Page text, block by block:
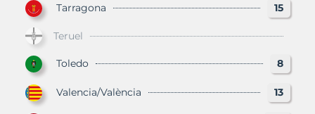
Tarragona 15
Teruel
Toledo 8
Valencia/València 13